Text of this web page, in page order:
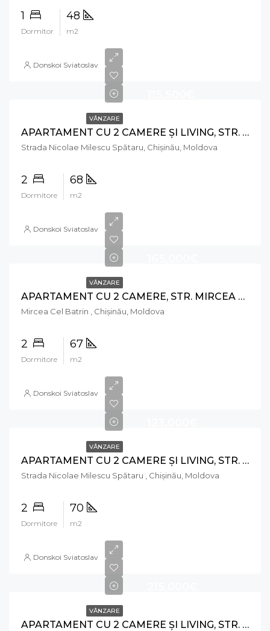
1
Dormitor
48
m2
Donskoi Sviatoslav
VÂNZARE
APARTAMENT CU 2 CAMERE ȘI LIVING, STR. NICOLAE MILESCU SPĂTARU, CIOCANA
Strada Nicolae Milescu Spătaru, Chișinău, Moldova
2
Dormitore
68
m2
Donskoi Sviatoslav
VÂNZARE
APARTAMENT CU 2 CAMERE, STR. MIRCEA CEL BĂTRÂN, CIOCANA
Mircea Cel Batrin , Chișinău, Moldova
2
Dormitore
67
m2
Donskoi Sviatoslav
VÂNZARE
APARTAMENT CU 2 CAMERE ȘI LIVING, STR. NICOLAE MILESCU SPĂTARU
Strada Nicolae Milescu Spătaru , Chișinău, Moldova
2
Dormitore
70
m2
Donskoi Sviatoslav
VÂNZARE
APARTAMENT CU 2 CAMERE ȘI LIVING, STR. BOGDAN VOIEVOD , RÂȘCANI